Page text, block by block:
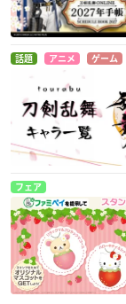
話題 アニメ ゲーム
フェア